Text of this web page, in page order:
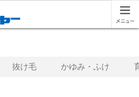
抜け毛 かゆみ・ふけ